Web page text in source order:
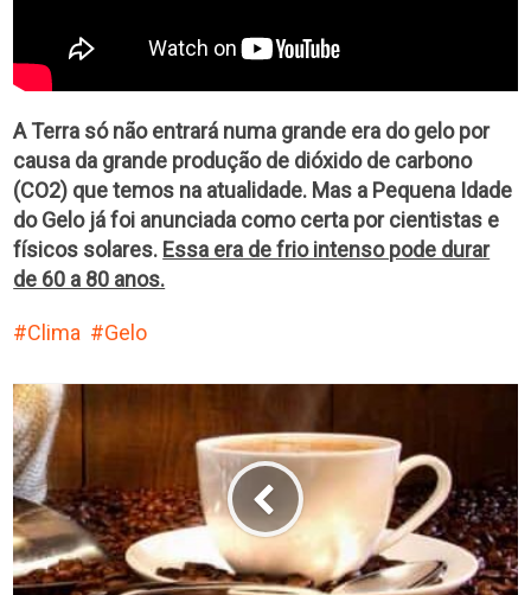
A Terra só não entrará numa grande era do gelo por
causa da grande produção de dióxido de carbono
(CO2) que temos na atualidade. Mas a Pequena Idade
do Gelo já foi anunciada como certa por cientistas e
físicos solares. Essa era de frio intenso pode durar
de 60 a 80 anos.
Clima Gelo